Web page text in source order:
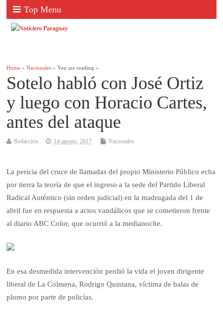
Top Menu
Home »Nacionales » You are reading »
Sotelo habló con José Ortiz
y luego con Horacio Cartes,
antes del ataque
Redacción 14 agosto, 2017 Nacionales
La pericia del cruce de llamadas del propio Ministerio Público echa
por tierra la teoría de que el ingreso a la sede del Partido Liberal
Radical Auténtico (sin orden judicial) en la madrugada del 1 de
abril fue en respuesta a actos vandálicos que se cometieron frente
al diario ABC Color, que ocurrió a la medianoche.
En esa desmedida intervención perdió la vida el joven dirigente
liberal de La Colmena, Rodrigo Quintana, víctima de balas de
plomo por parte de policías.